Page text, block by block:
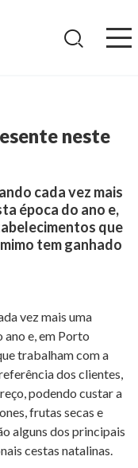
neste
cada vez mais
época do ano e,
que
tem ganhado
vez mais uma
e, em Porto
trabalham com a
dos clientes,
podendo custar a
frutas secas e
alguns dos principais
cestas natalinas.